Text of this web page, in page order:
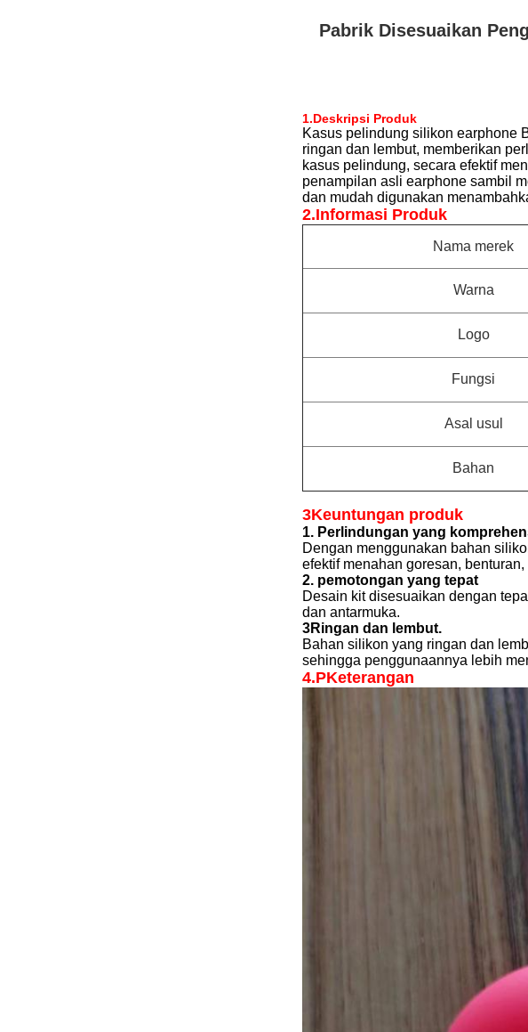
Pabrik Disesuaikan
1.Deskripsi Produk
Kasus pelindung silikon earphone
ringan dan lembut, memberikan
kasus pelindung, secara efektif
penampilan asli earphone sambil
dan mudah digunakan
2.Informasi Produk
Nama merek
Warna
Logo
Fungsi
Asal usul
Bahan
3Keuntungan produk
1. Perlindungan yang
Dengan menggunakan bahan
efektif menahan goresan, benturan,
2. pemotongan yang tepat
Desain kit disesuaikan dengan
dan antarmuka.
3Ringan dan lembut.
Bahan silikon yang ringan dan
sehingga penggunaannya lebih
4.PKeterangan